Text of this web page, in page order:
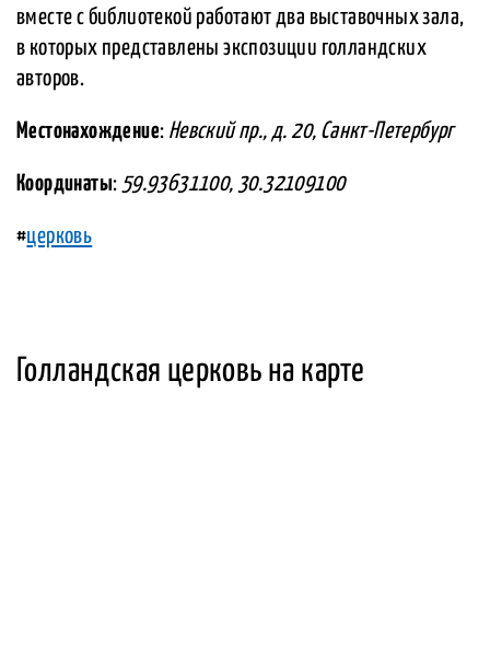
вместе с библиотекой работают два выставочных зала,
в которых представлены экспозиции голландских
авторов.
Местонахождение: Невский пр., д. 20, Санкт-Петербург
Координаты: 59.93631100, 30.32109100
#церковь
Голландская церковь на карте